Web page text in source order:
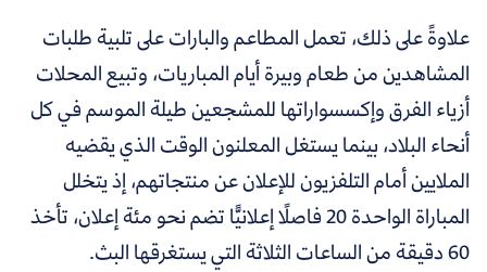
علاوةً على ذلك، تعمل المطاعم والبارات على تلبية طلبات
المشاهدين من طعام وبيرة أيام المباريات، وتبيع المحلات
أزياء الفرق وإكسسواراتها للمشجعين طيلة الموسم في كل
أنحاء البلاد، بينما يستغل المعلنون الوقت الذي يقضيه
الملايين أمام التلفزيون للإعلان عن منتجاتهم، إذيتخلل
المباراة الواحدة 20 فاصلًا إعلانيًّا تضم نحو مئة إعلان، تأخذ
60 دقيقة من الساعات الثلاثة التي يستغرقها البث.